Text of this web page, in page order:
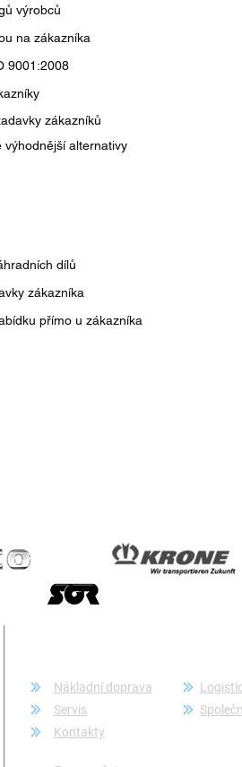
výrobců
na zákazníka
9001:2008
zákazníků
výhodnější alternativy
dílů
zákazníka
přímo u zákazníka
Nákladní doprava
Servis
Kontakty